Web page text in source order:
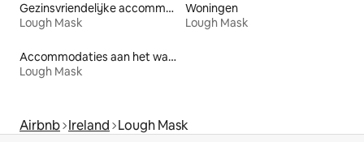
Gezinsvriendelijke accommodaties
Lough Mask
Woningen
Lough Mask
Accommodaties aan het water
Lough Mask
Airbnb Ireland Lough Mask